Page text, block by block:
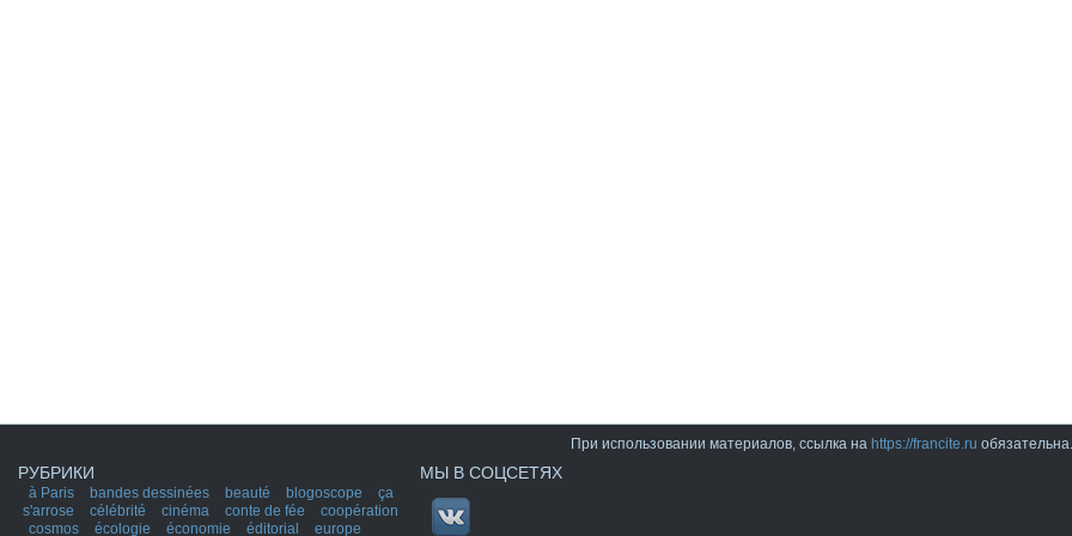
При использовании материалов, ссылка на https://francite.ru обязательна.
РУБРИКИ
à Paris bandes dessinées beauté blogoscope
ça
s'arrose
célébrité cinéma conte de fée
coopération
cosmos
écologie économie éditorial europe
МЫ В СОЦСЕТЯХ